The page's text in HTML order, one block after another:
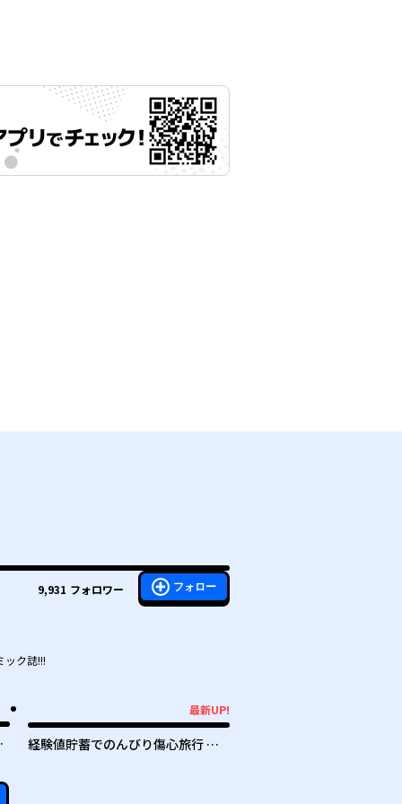
9,931 フォロワー フォロー
ック誌!!!
最新UP!
経験値貯蓄でのんびり傷心旅行 ～